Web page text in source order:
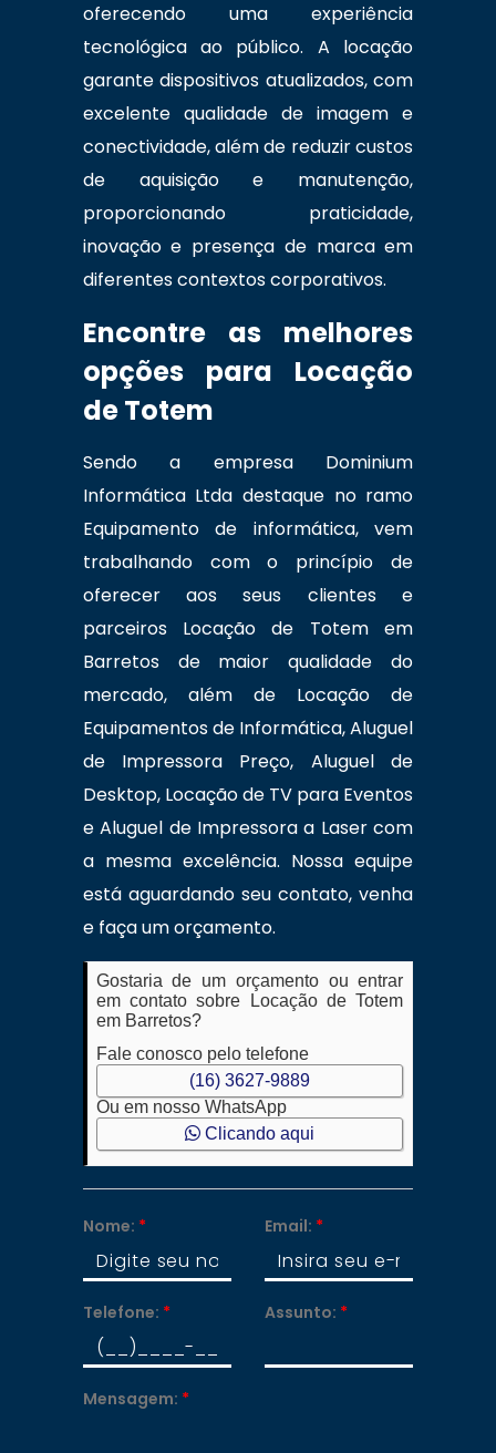
oferecendo uma experiência
tecnológica ao público. A locação
garante dispositivos atualizados, com
excelente qualidade de imagem e
conectividade, além de reduzir custos
de aquisição e manutenção,
proporcionando praticidade,
inovação e presença de marca em
diferentes contextos corporativos.
Encontre as melhores
opções para Locação
de Totem
Sendo a empresa Dominium
Informática Ltda destaque no ramo
Equipamento de informática, vem
trabalhando com o princípio de
oferecer aos seus clientes e
parceiros Locação de Totem em
Barretos de maior qualidade do
mercado, além de Locação de
Equipamentos de Informática, Aluguel
de Impressora Preço, Aluguel de
Desktop, Locação de TV para Eventos
e Aluguel de Impressora a Laser com
a mesma excelência. Nossa equipe
está aguardando seu contato, venha
e faça um orçamento.
Gostaria de um orçamento ou entrar
em contato sobre Locação de Totem
em Barretos?
Fale conosco pelo telefone
(16) 3627-9889
Ou em nosso WhatsApp
Clicando aqui
Nome: * Email: *
Telefone: * Assunto: *
Mensagem: *